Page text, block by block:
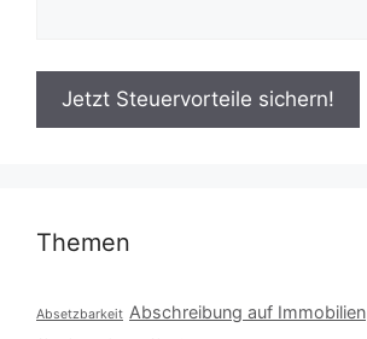
Themen
Absetzbarkeit Abschreibung auf Immobilien